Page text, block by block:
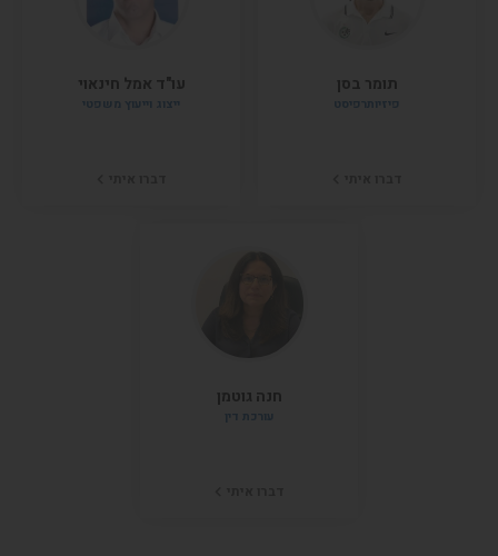
תומר בסן
פיזיותרפיסט
עו"ד אמל חינאוי
ייצוג וייעוץ משפטי
חנה גוטמן
עורכת דין